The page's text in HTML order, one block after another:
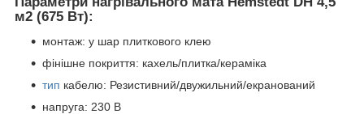
м2 (675 Вт):
монтаж: у шар плиткового клею
фінішне покриття: кахель/плитка/кераміка
тип кабелю: Резистивний/двужильний/екранований
напруга: 230 В